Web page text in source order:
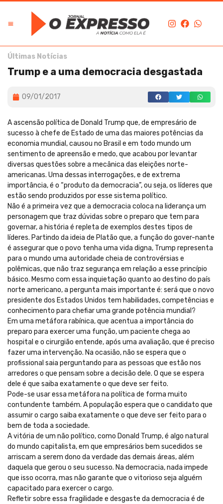
Últimas Notícias
Trump e a uma democracia desgastada
09/01/2017
A ascensão política de Donald Trump que, de empresário de
sucesso à chefe de Estado de uma das maiores potências da
economia mundial, causou no Brasil e em todo mundo um
sentimento de apreensão e medo, que acabou por levantar
diversas questões sobre a mecânica das eleições norte-
americanas. Uma dessas interrogações, e de extrema
importância, é o “produto da democracia”, ou seja, os líderes que
estão sendo produzidos por esse sistema político.
Não é a primeira vez que a democracia coloca na liderança um
personagem que traz dúvidas sobre o preparo que tem para
governar, a história é repleta de exemplos destes tipos de
líderes. Partindo da ideia de Platão que, a função do gover-nante
é assegurar que o povo tenha uma vida digna, Trump representa
para o mundo uma autoridade cheia de controvérsias e
polêmicas, que não traz segurança em relação a esse princípio
básico. Mesmo com essa inquietação quanto ao destino do país
norte americano, a pergunta mais importante é: será que o novo
presidente dos Estados Unidos tem habilidades, competências e
conhecimento para chefiar uma grande potência mundial?
Em uma metáfora rabínica, que acentua a importância do
preparo para exercer uma função, um paciente chega ao
hospital e o cirurgião entende, após uma avaliação, que é preciso
fazer uma intervenção. Na ocasião, não se espera que o
profissional saia perguntando para as pessoas que estão nos
arredores o que pensam sobre a decisão dele. O que se espera
dele é que saiba exatamente o que deve ser feito.
Pode-se usar essa metáfora na política de forma muito
contundente também. A população espera que o candidato que
assumir o cargo saiba exatamente o que deve ser feito para o
bem de toda a sociedade.
A vitória de um não político, como Donald Trump, é algo natural
do mundo capitalista, em que empresários bem sucedidos se
arriscam a serem dono da verdade das demais áreas, além
daquela que gerou o seu sucesso. Na democracia, nada impede
que isso ocorra, mas não garante que o vitorioso seja alguém
capacitado para exercer o cargo.
Refletir sobre essa fragilidade e desgaste da democracia é de